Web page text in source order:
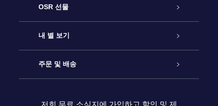
고객 서비스
연락처
블로그
OSR 선물
온라인 별 선물
OSR 선물 팩
내 별 보기
Star Register
주문 및 배송
저희 무료 소식지에 가입하고 할인 및 제